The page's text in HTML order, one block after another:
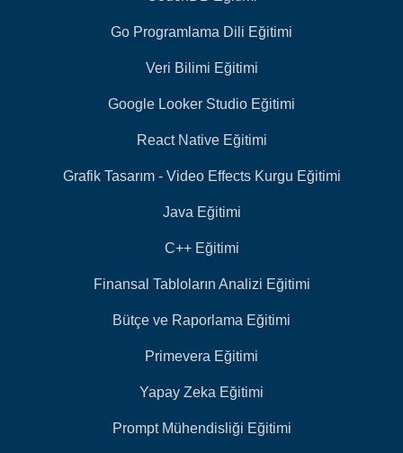
Go Programlama Dili Eğitimi
Veri Bilimi Eğitimi
Google Looker Studio Eğitimi
React Native Eğitimi
Grafik Tasarım - Video Effects Kurgu Eğitimi
Java Eğitimi
C++ Eğitimi
Finansal Tabloların Analizi Eğitimi
Bütçe ve Raporlama Eğitimi
Primevera Eğitimi
Yapay Zeka Eğitimi
Prompt Mühendisliği Eğitimi